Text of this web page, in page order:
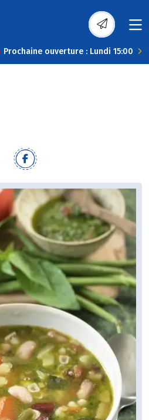
Prochaine ouverture : Lundi 15:00